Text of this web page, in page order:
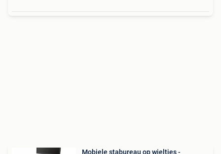
Mobiele stabureau op wieltjes -